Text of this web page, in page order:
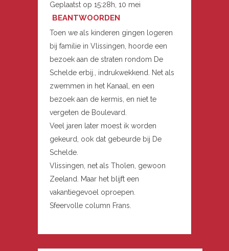
Geplaatst op 15:28h, 10 mei
BEANTWOORDEN
Toen we als kinderen gingen logeren
bij familie in Vlissingen, hoorde een
bezoek aan de straten rondom De
Schelde erbij., indrukwekkend. Net als
zwemmen in het Kanaal, en een
bezoek aan de kermis, en niet te
vergeten de Boulevard.
Veel jaren later moest ik worden
gekeurd, ook dat gebeurde bij De
Schelde.
Vlissingen, net als Tholen, gewoon
Zeeland. Maar het blijft een
vakantiegevoel oproepen.
Sfeervolle column Frans.